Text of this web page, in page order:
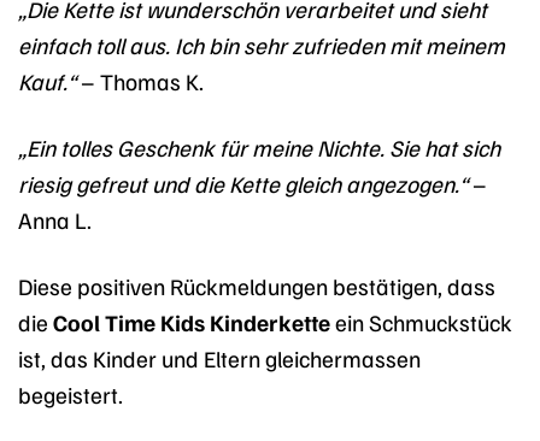
„Die Kette ist wunderschön verarbeitet und sieht
einfach toll aus. Ich bin sehr zufrieden mit meinem
Kauf.“– Thomas K.
„Ein tolles Geschenk für meine Nichte. Sie hat sich
riesig gefreut und die Kette gleich angezogen.“–
Anna L.
Diese positiven Rückmeldungen bestätigen, dass
die Cool Time Kids Kinderketteein Schmuckstück
ist, das Kinder und Eltern gleichermassen
begeistert.